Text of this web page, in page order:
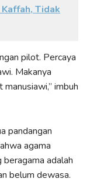
Tidak
pilot. Percaya
Makanya
imbuh
pandangan
agama
beragama adalah
belum dewasa.